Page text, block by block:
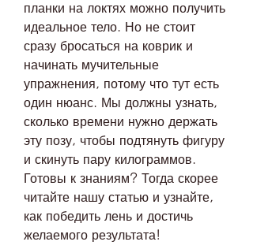
планки на локтях можно получить
идеальное тело. Но не стоит
сразу бросаться на коврик и
начинать мучительные
упражнения, потому что тут есть
один нюанс. Мы должны узнать,
сколько времени нужно держать
эту позу, чтобы подтянуть фигуру
и скинуть пару килограммов.
Готовы к знаниям? Тогда скорее
читайте нашу статью и узнайте,
как победить лень и достичь
желаемого результата!